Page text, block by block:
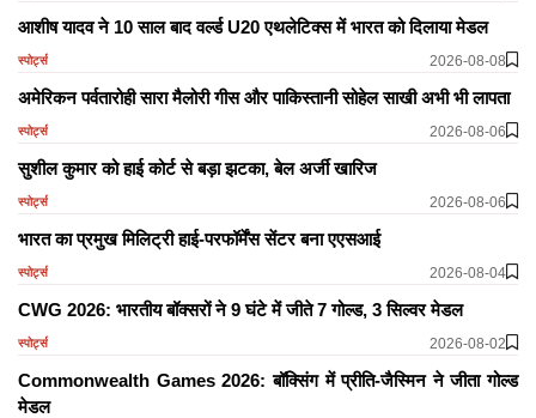
आशीष यादव ने 10 साल बाद वर्ल्ड U20 एथलेटिक्स में भारत को दिलाया मेडल
स्पोर्ट्स 2026-08-08
अमेरिकन पर्वतारोही सारा मैलोरी गीस और पाकिस्तानी सोहेल साखी अभी भी लापता
स्पोर्ट्स 2026-08-06
सुशील कुमार को हाई कोर्ट से बड़ा झटका, बेल अर्जी खारिज
स्पोर्ट्स 2026-08-06
भारत का प्रमुख मिलिट्री हाई-परफॉर्मेंस सेंटर बना एएसआई
स्पोर्ट्स 2026-08-04
CWG 2026: भारतीय बॉक्सरों ने 9 घंटे में जीते 7 गोल्ड, 3 सिल्वर मेडल
स्पोर्ट्स 2026-08-02
Commonwealth Games 2026: बॉक्सिंग में प्रीति-जैस्मिन ने जीता गोल्ड
मेडल